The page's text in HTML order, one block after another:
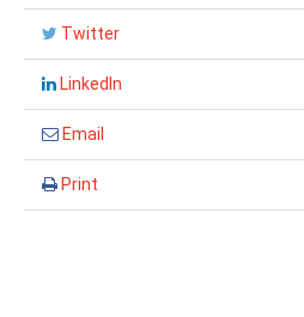
Twitter
LinkedIn
Email
Print